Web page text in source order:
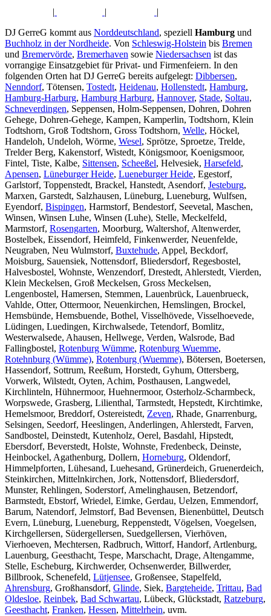
| |
|
DJ GerreG kommt aus Norddeutschland, speziell Hamburg und
Buchholz in der Nordheide. Von Schleswig-Holstein bis Bremen
und Bremervörde, Bremerhaven sowie Niedersachsen ist das
vorrangige Einsatzgebiet für Privat- und Firmenfeiern. In den
folgenden Orten hat DJ GerreG bereits aufgelegt: Dibbersen,
Nenndorf, Tötensen, Tostedt, Heidenau, Hollenstedt, Hamburg,
Hamburg-Harburg, Hamburg Harburg, Hannover, Stade, Soltau,
Schneverdingen, Seppensen, Holm-Seppensen, Dohren, Dohren
Gehege, Dohren-Gehege, Kampen, Kamperlin, Todtshorn, Klein
Todtshorn, Groß Todtshorn, Gross Todtshorn, Welle, Höckel,
Handeloh, Undeloh, Wörme, Wesel, Sprötze, Sproetze, Trelde,
Trelder Berg, Kakenstorf, Wistedt, Königsmoor, Koenigsmoor,
Fintel, Tiste, Kalbe, Sittensen, Scheeßel, Helvesiek, Harsefeld,
Apensen, Lüneburger Heide, Lueneburger Heide, Egestorf,
Garlstorf, Toppenstedt, Brackel, Hanstedt, Asendorf, Jesteburg,
Marxen, Garstedt, Salzhausen, Lüneburg, Lueneburg, Wulfsen,
Eyendorf, Bispingen, Harmstorf, Bendestorf, Seevetal, Maschen,
Winsen, Winsen Luhe, Winsen (Luhe), Stelle, Meckelfeld,
Marmstorf, Rosengarten, Moorburg, Waltershof, Altenwerder,
Bostelbek, Eissendorf, Heimfeld, Finkenwerder, Neuenfelde,
Neugraben, Neu Wulmstorf, Buxtehude, Appel, Beckdorf,
Moisburg, Sauensiek, Nottensdorf, Bliedersdorf, Regesbostel,
Halvesbostel, Wohnste, Wenzendorf, Drestedt, Ahlerstedt, Vierden,
Klein Meckelsen, Groß Meckelsen, Gross Meckelsen,
Lengenbostel, Hamersen, Stemmen, Lauenbrück, Lauenbrueck,
Vahlde, Otter, Ottermoor, Neuenkirchen, Hemslingen, Brockel,
Hemsbünde, Hemsbuende, Bothel, Visselhövede, Visselhoevede,
Lüdingen, Luedingen, Kirchwalsede, Tetendorf, Bomlitz,
Westerwalsede, Ahausen, Hellwege, Verden, Walsrode, Bad
Fallingbostel, Rotenburg Wümme, Rotenburg Wuemme,
Rotehnburg (Wümme), Rotenburg (Wuemme), Bötersen, Boetersen,
Hassendorf, Sottrum, Reeßum, Horstedt, Gyhum, Ottersberg,
Vorwerk, Wilstedt, Oyten, Achim, Posthausen, Langwedel,
Kirchlinteln, Hühnermoor, Huehnermoor, Osterholz-Scharmbeck,
Worpswede, Grasberg, Lilienthal, Tarmstedt, Hepstedt, Kirchtimke,
Hemelsmoor, Breddorf, Ostereistedt, Zeven, Rhade, Gnarrenburg,
Selsingen, Seedorf, Heeslingen, Anderlingen, Ahlerstedt, Farven,
Sandbostel, Deinstedt, Kutenholz, Oerel, Basdahl, Hipstedt,
Ebersdorf, Beverstedt, Holste, Wohnste, Fredenbeck, Deinste,
Heinbockel, Agathenburg, Dollern, Horneburg, Oldendorf,
Himmelpforten, Lühesand, Luehesand, Grünerdeich, Gruenerdeich,
Steinkirchen, Mittelnkirchen, Jork, Nottensdorf, Bliedersdorf,
Munster, Rehlingen, Soderstorf, Amelinghausen, Betzendorf,
Barmstedt, Ebstorf, Wriedel, Eimke, Gerdau, Uelzen, Emmendorf,
Barum, Natendorf, Jelmstorf, Bad Bevensen, Bienenbüttel, Deutsch
Evern, Lüneburg, Lueneburg, Reppenstedt, Vögelsen, Voegelsen,
Kirchgellersen, Südergellersen, Suedgellersen, Vierhöven,
Vierhoeven, Mechtersen, Radbruch, Wittorf, Handorf, Artlenburg,
Lauenburg, Geesthacht, Tespe, Marschacht, Drage, Altengamme,
Stelle, Escheburg, Kirchwerder, Ochsenwerder, Billwerder,
Billbrook, Schenefeld, Lütjensee, Großensee, Stapelfeld,
Ahrensburg, Großhansdorf, Glinde, Siek, Bargteheide, Trittau, Bad
Oldesloe, Reinbek, Bad Schwartau, Lübeck, Glückstadt, Ratzeburg,
Geesthacht, Franken, Hessen, Mittelrhein, uvm.